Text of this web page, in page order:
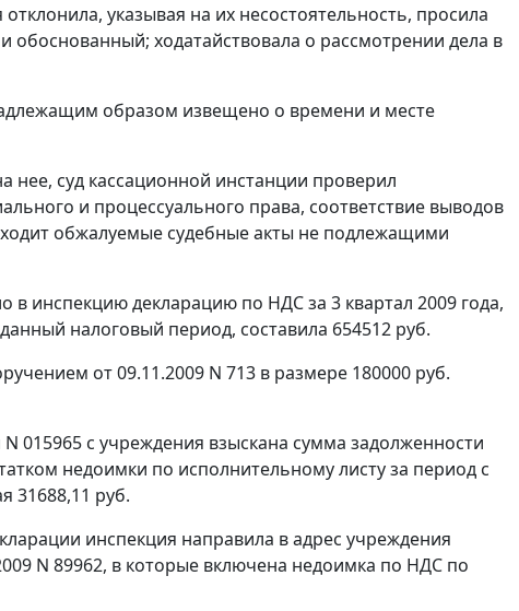
указывая на их несостоятельность, просила
ходатайствовала о рассмотрении дела в
образом извещено о времени и месте
нее, суд кассационной инстанции проверил
и процессуального права, соответствие выводов
обжалуемые судебные акты не подлежащими
в инспекцию декларацию по НДС за 3 квартал 2009 года,
налоговый период, составила 654512 руб.
от 09.11.2009 N 713 в размере 180000 руб.
015965 с учреждения взыскана сумма задолженности
недоимки по исполнительному листу за период с
31688,11 руб.
инспекция направила в адрес учреждения
N 89962, в которые включена недоимка по НДС по